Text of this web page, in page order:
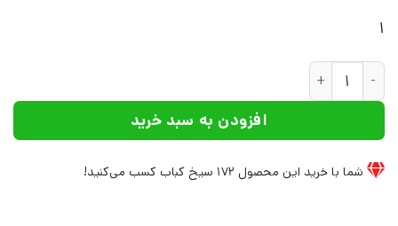
1
کتاب محاکمه اندرسن ویل (۵۷) | انتشارات نشر نی عدد
افزودن به سبد خرید
شما با خرید این محصول 172 سیخ کباب کسب می‌کنید!